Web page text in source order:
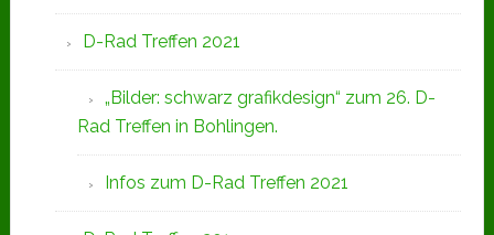
D-Rad Treffen 2021
„Bilder: schwarz grafikdesign“ zum 26. D-
Rad Treffen in Bohlingen.
Infos zum D-Rad Treffen 2021